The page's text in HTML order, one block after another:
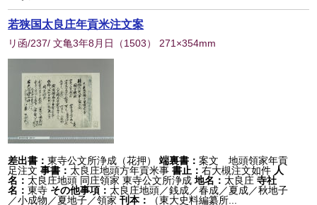
若狭国太良庄年貢米注文案
リ函/237/ 文亀3年8月日 （1503） 271×354mm
差出書：東寺公文所浄成（花押） 端裏書：案文 地頭領家年貢
足注文 事書： 太良庄地頭方年貢米事 書止：右大槻注文如件 人
名： 太良庄地頭 同庄領家 東寺公文所浄成 地名： 太良庄 寺社
名：東寺 その他事項： 太良庄地頭／銭成／春成／夏成／秋地子
／小成物／夏地子／領家 刊本： （東大史料編纂所...